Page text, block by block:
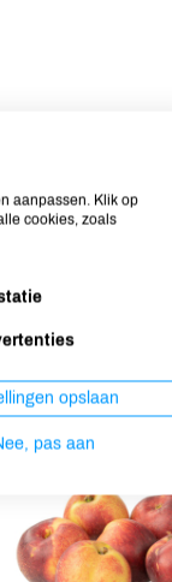
aanpassen. Klik op
cookies, zoals
opslaan
pas aan